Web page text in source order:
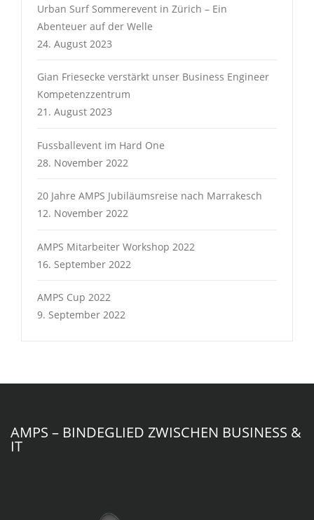
Urban Surf Sommerevent in Zürich – Ein
Abenteuer auf der Welle
24. August 2023
Gian Friesecke verstärkt unser Business Engineer
Kompetenzzentrum
21. August 2023
Fussballevent im Hard One
28. November 2022
20 Jahre AMPS Jubiläumsreise nach Marrakesch
12. November 2022
AMPS Mitarbeiter Workshop 2022
16. September 2022
AMPS Cup 2022
9. September 2022
AMPS – BINDEGLIED ZWISCHEN BUSINESS &
IT